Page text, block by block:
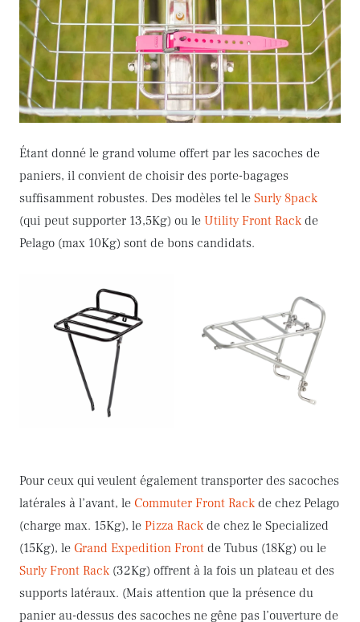
Étant donné le grand volume offert par les sacoches de
paniers, il convient de choisir des porte-bagages
suffisamment robustes. Des modèles tel le Surly 8pack
(qui peut supporter 13,5Kg) ou le Utility Front Rack de
Pelago (max 10Kg) sont de bons candidats.
Pour ceux qui veulent également transporter des sacoches
latérales à l’avant, le Commuter Front Rack de chez Pelago
(charge max. 15Kg), le Pizza Rack de chez le Specialized
(15Kg), le Grand Expedition Front de Tubus (18Kg) ou le
Surly Front Rack (32Kg) offrent à la fois un plateau et des
supports latéraux. (Mais attention que la présence du
panier au-dessus des sacoches ne gêne pas l’ouverture de